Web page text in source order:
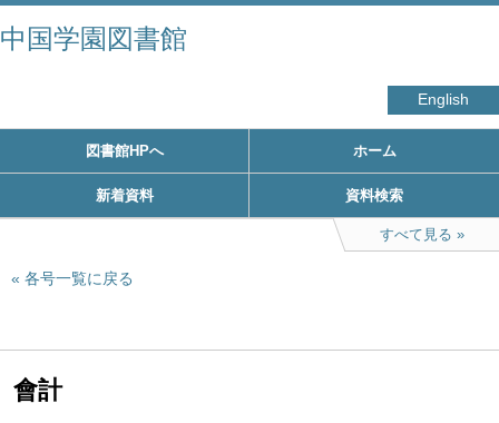
中国学園図書館
English
図書館HPへ ホーム
新着資料 資料検索
すべて見る
各号一覧に戻る
會計